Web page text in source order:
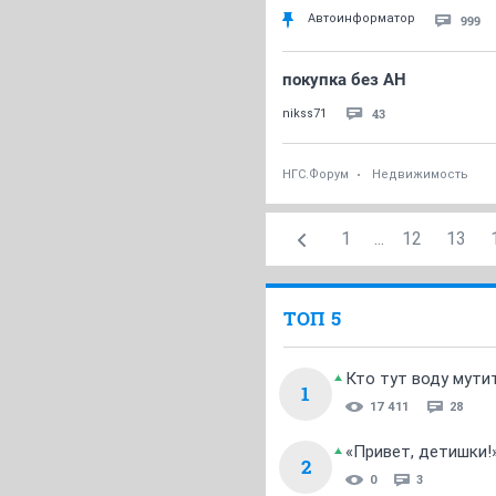
Автоинформатор 999
покупка без АН
nikss71 43
НГС.Форум Недвижимость
1 ... 12 13
ТОП 5
1
Кто тут воду
17 411 28
2
«Привет,
0 3